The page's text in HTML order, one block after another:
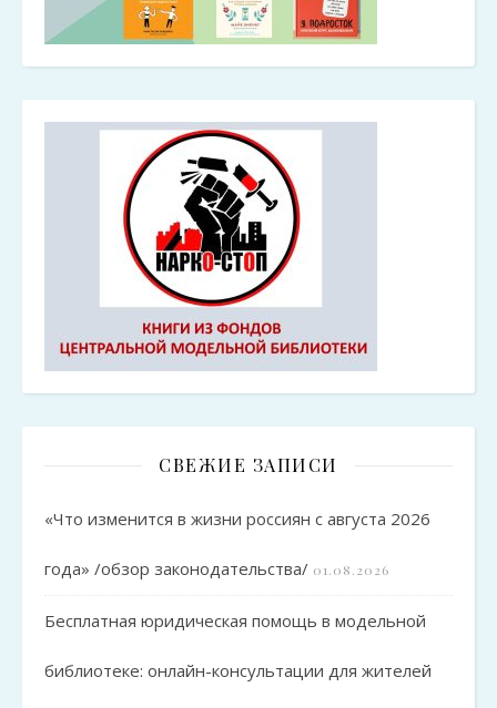
СВЕЖИЕ ЗАПИСИ
«Что изменится в жизни россиян с августа 2026
года» /обзор законодательства/ 01.08.2026
Бесплатная юридическая помощь в модельной
библиотеке: онлайн-консультации для жителей